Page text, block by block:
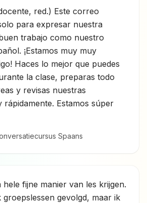
red.) Este correo
para expresar nuestra
trabajo como nuestro
¡Estamos muy muy
Haces lo mejor que puedes
la clase, preparas todo
y revisas nuestras
rápidamente. Estamos súper
Spaans
fijne manier van les krijgen.
gevolgd, maar ik